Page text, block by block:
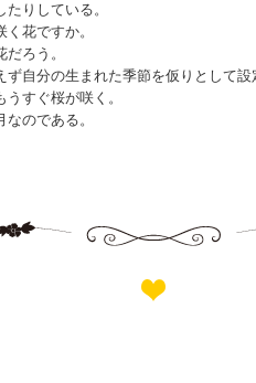
りしている。
花ですか。
ろう。
ず自分の生まれた季節を仮りとして
すぐ桜が咲く。
のである。